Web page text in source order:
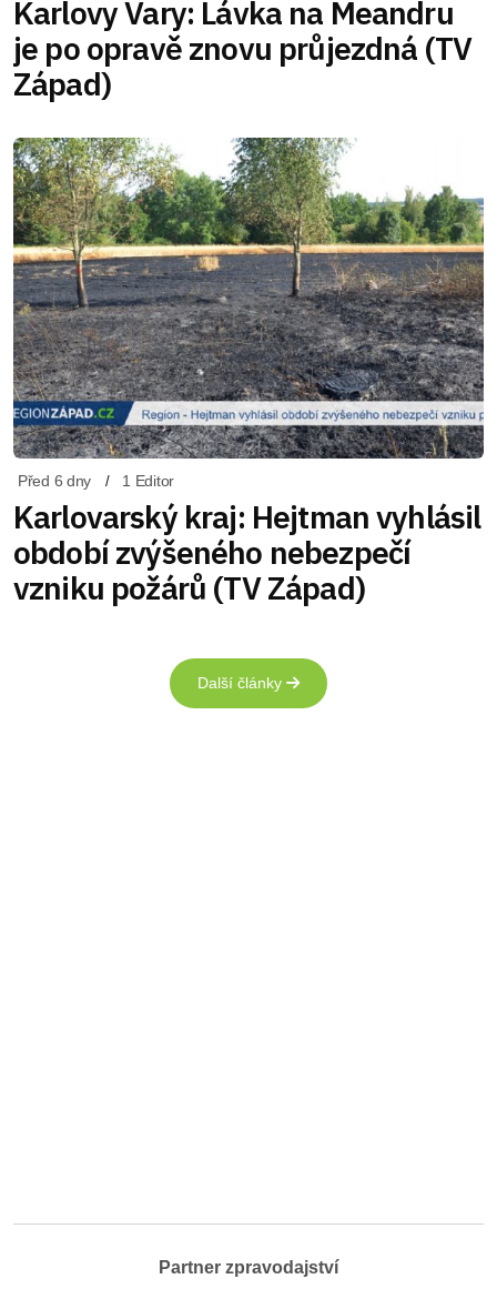
Karlovy Vary: Lávka na Meandru
je po opravě znovu průjezdná (TV
Západ)
Před 6 dny 1 Editor
Karlovarský kraj: Hejtman vyhlásil
období zvýšeného nebezpečí
vzniku požárů (TV Západ)
Další články
Partner zpravodajství